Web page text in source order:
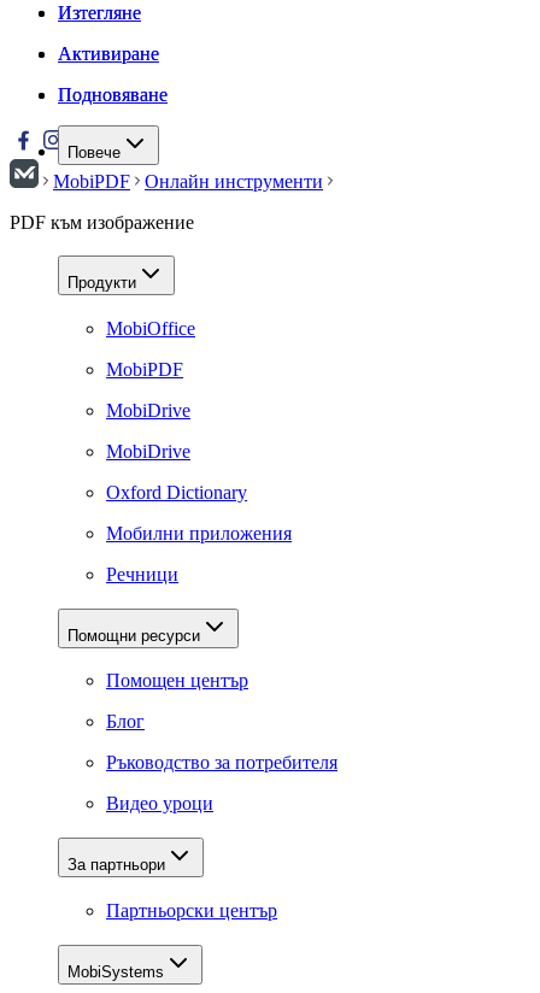
Изтегляне
Активиране
Подновяване
Повече
Изтегляне
Активиране
Подновяване
MobiPDF
Онлайн инструменти
PDF към изображение
Продукти
MobiOffice
MobiPDF
MobiDrive
MobiDrive
Oxford Dictionary
Мобилни приложения
Речници
Помощни ресурси
Помощен център
Блог
Ръководство за потребителя
Видео уроци
За партньори
Партньорски център
MobiSystems